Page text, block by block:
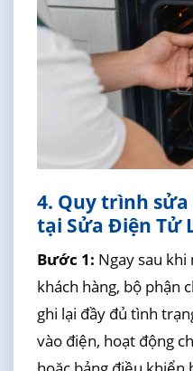
4. Quy trình
tại Sửa Điện Tử
Bước 1: Ngay sau
khách hàng, bộ phận
ghi lại đầy đủ tình
vào điện, hoạt động